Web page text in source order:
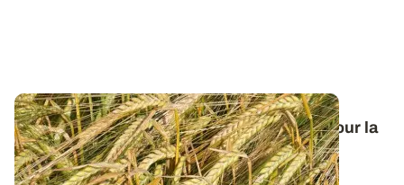
Orge de printemps : nos préconisations pour la
campagne 2026
Retrouvez tous les résultats d’essais de la dernière